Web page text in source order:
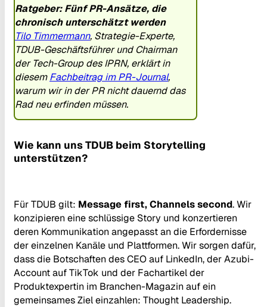
Ratgeber: Fünf PR-Ansätze, die
chronisch unterschätzt werden
Tilo Timmermann, Strategie-Experte,
TDUB-Geschäftsführer und Chairman
der Tech-Group des IPRN, erklärt in
diesemFachbeitrag im PR-Journal,
warum wir in der PR nicht dauernd das
Rad neu erfinden müssen.
Wie kann uns TDUB beim Storytelling
unterstützen?
Für TDUB gilt: Message first, Channels second. Wir
konzipieren eine schlüssige Story und konzertieren
deren Kommunikation angepasst an die Erfordernisse
der einzelnen Kanäle und Plattformen. Wir sorgen dafür,
dass die Botschaften des CEO auf LinkedIn, der Azubi-
Account auf TikTok und der Fachartikel der
Produktexpertin im Branchen-Magazin auf ein
gemeinsames Ziel einzahlen: Thought Leadership.